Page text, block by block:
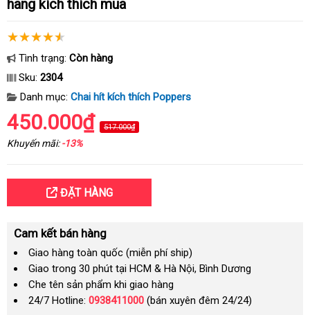
hãng kích thích mua
Tình trạng: Còn hàng
Sku: 2304
Danh mục: Chai hít kích thích Poppers
450.000₫ 517.000₫
Khuyến mãi:-13%
ĐẶT HÀNG
Cam kết bán hàng
Giao hàng toàn quốc (miễn phí ship)
Giao trong 30 phút tại HCM & Hà Nội, Bình Dương
Che tên sản phẩm khi giao hàng
24/7 Hotline: 0938411000 (bán xuyên đêm 24/24)